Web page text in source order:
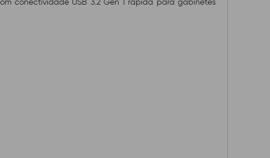
conectividade USB 3.2 Gen 1 rápida para gabinetes